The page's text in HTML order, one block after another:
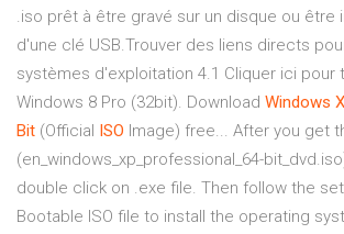
.iso prêt à être gravé sur un disque ou être
d'une clé USB.Trouver des liens directs
systèmes d'exploitation 4.1 Cliquer ici pour
Windows 8 Pro (32bit). Download Windows
Bit (Official ISO Image) free... After you get
(en_windows_xp_professional_64-
double click on .exe file. Then follow the
Bootable ISO file to install the operating